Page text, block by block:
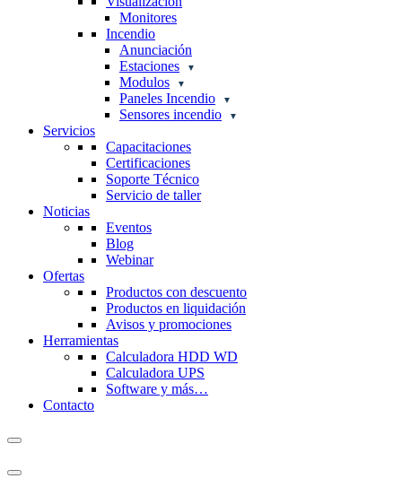
Monitores
Incendio
Anunciación
Estaciones
Modulos
Paneles Incendio
Sensores incendio
Servicios
Capacitaciones
Certificaciones
Soporte Técnico
Servicio de taller
Noticias
Eventos
Blog
Webinar
Ofertas
Productos con descuento
Productos en liquidación
Avisos y promociones
Herramientas
Calculadora HDD WD
Calculadora UPS
Software y más…
Contacto